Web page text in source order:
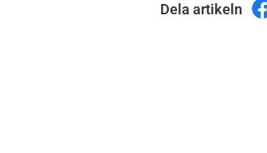
Dela artikeln